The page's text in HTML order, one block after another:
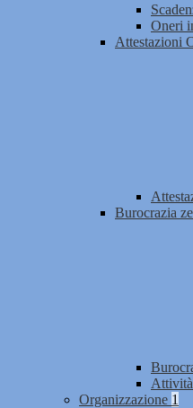
Oneri
Attestazioni
Burocrazia
Organizzazione 1